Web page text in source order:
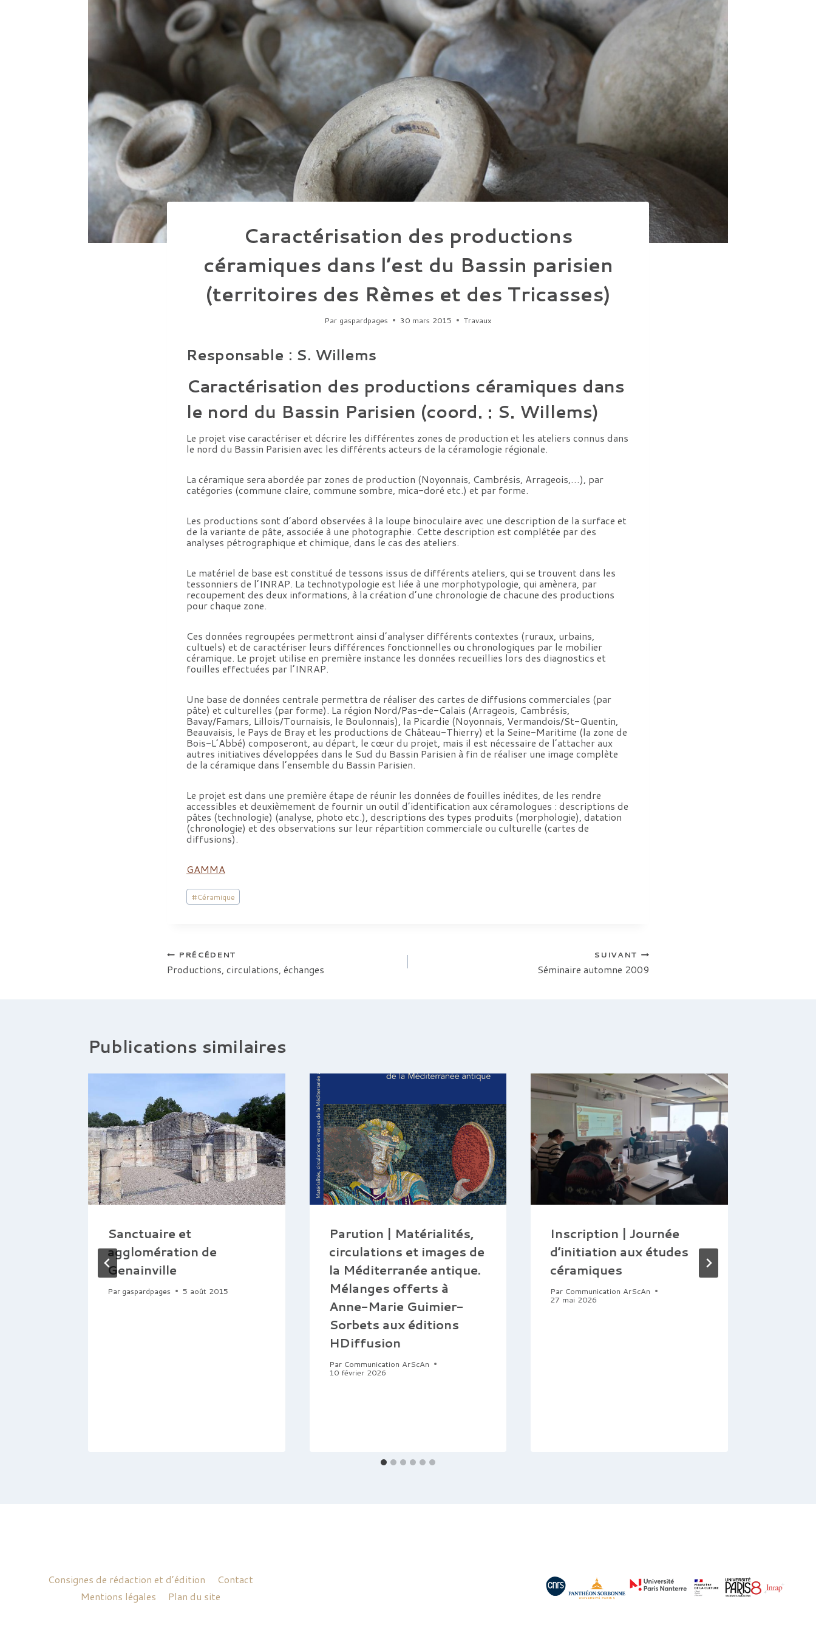
Caractérisation des productions
céramiques dans l’est du Bassin parisien
(territoires des Rèmes et des Tricasses)
Par gaspardpages 30 mars 2015 Travaux
Responsable : S. Willems
Caractérisation des productions céramiques dans
le nord du Bassin Parisien (coord. : S. Willems)
Le projet vise caractériser et décrire les différentes zones de production et les ateliers connus dans
le nord du Bassin Parisien avec les différents acteurs de la céramologie régionale.
La céramique sera abordée par zones de production (Noyonnais, Cambrésis, Arrageois,…), par
catégories (commune claire, commune sombre, mica-doré etc.) et par forme.
Les productions sont d’abord observées à la loupe binoculaire avec une description de la surface et
de la variante de pâte, associée à une photographie. Cette description est complétée par des
analyses pétrographique et chimique, dans le cas des ateliers.
Le matériel de base est constitué de tessons issus de différents ateliers, qui se trouvent dans les
tessonniers de l’INRAP. La technotypologie est liée à une morphotypologie, qui amènera, par
recoupement des deux informations, à la création d’une chronologie de chacune des productions
pour chaque zone.
Ces données regroupées permettront ainsi d’analyser différents contextes (ruraux, urbains,
cultuels) et de caractériser leurs différences fonctionnelles ou chronologiques par le mobilier
céramique. Le projet utilise en première instance les données recueillies lors des diagnostics et
fouilles effectuées par l’INRAP.
Une base de données centrale permettra de réaliser des cartes de diffusions commerciales (par
pâte) et culturelles (par forme). La région Nord/Pas-de-Calais (Arrageois, Cambrésis,
Bavay/Famars, Lillois/Tournaisis, le Boulonnais), la Picardie (Noyonnais, Vermandois/St-Quentin,
Beauvaisis, le Pays de Bray et les productions de Château-Thierry) et la Seine-Maritime (la zone de
Bois-L’Abbé) composeront, au départ, le cœur du projet, mais il est nécessaire de l’attacher aux
autres initiatives développées dans le Sud du Bassin Parisien à fin de réaliser une image complète
de la céramique dans l’ensemble du Bassin Parisien.
Le projet est dans une première étape de réunir les données de fouilles inédites, de les rendre
accessibles et deuxièmement de fournir un outil d’identification aux céramologues : descriptions de
pâtes (technologie) (analyse, photo etc.), descriptions des types produits (morphologie), datation
(chronologie) et des observations sur leur répartition commerciale ou culturelle (cartes de
diffusions).
GAMMA
Étiquettes
de
#Céramique
Navigation
PRÉCÉDENT
Productions, circulations, échanges
SUIVANT
Séminaire automne 2009
Publications similaires
Sanctuaire et
agglomération de
Genainville
Par gaspardpages 5 août 2015
Parution | Matérialités,
circulations et images de
la Méditerranée antique.
Mélanges offerts à
Anne-Marie Guimier-
Sorbets aux éditions
HDiffusion
Par Communication ArScAn
10 février 2026
Inscription | Journée
d’initiation aux études
céramiques
Par Communication ArScAn
27 mai 2026
Consignes de rédaction et d’édition
Contact
Mentions légales
Plan du site